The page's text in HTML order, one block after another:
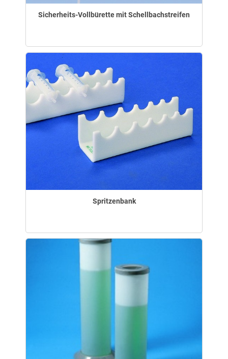
Sicherheits-Vollbürette mit Schellbachstreifen
Spritzenbank